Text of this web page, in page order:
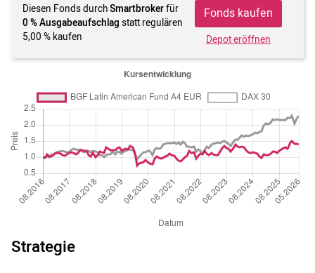
Diesen Fonds durchSmartbrokerfür
0 % Ausgabeaufschlag statt regulären
5,00 % kaufen
Fonds kaufen
Depot eröffnen
Strategie